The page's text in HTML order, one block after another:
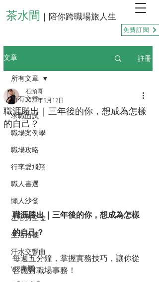
茶水間 ｜陪你跨職場旅人生
免費訂閱
文章 註冊
所有文章
求職面試
職場案例學
職場攻略
行李愛飛翔
職人書選
懶人沙發
左心房空位
生活拾穗
汗水交響曲
VIP專屬
所有文章
職涯勝出｜三年後的你，想成為怎樣
的自己？
石頭哥
2023年5月12日
職涯勝出｜三年後的你，想成為怎樣
的自己？
每週五分鐘，掌握實務技巧，讓你從
容應對職場事務！